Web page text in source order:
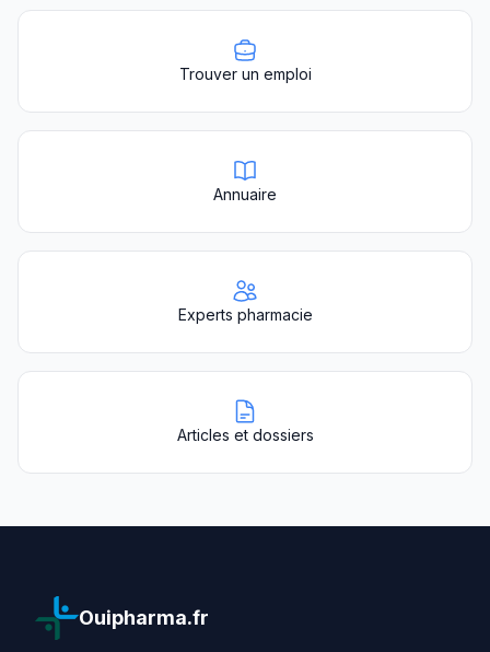
Trouver un emploi
Annuaire
Experts pharmacie
Articles et dossiers
Ouipharma.fr